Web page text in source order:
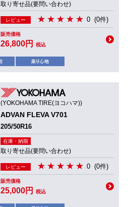
取り寄せ品(要問い合わせ)
レビュー 0 (0件)
販売価格
26,800円 税込
(YOKOHAMA TIRE(ヨコハマ))
ADVAN FLEVA V701
205/50R16
在庫・納期
取り寄せ品(要問い合わせ)
レビュー 0 (0件)
販売価格
25,000円 税込